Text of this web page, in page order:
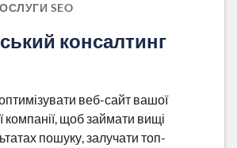
SEO
консалтинг
веб-сайт вашої
компанії, щоб займати вищі
пошуку, залучати топ-